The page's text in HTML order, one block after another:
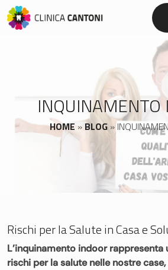
Skip
to
INQUINAMENTO
HOME » BLOG»
Rischi per la Salute in Casa e
L’inquinamento indoor
rischi per la salute nelle nostre